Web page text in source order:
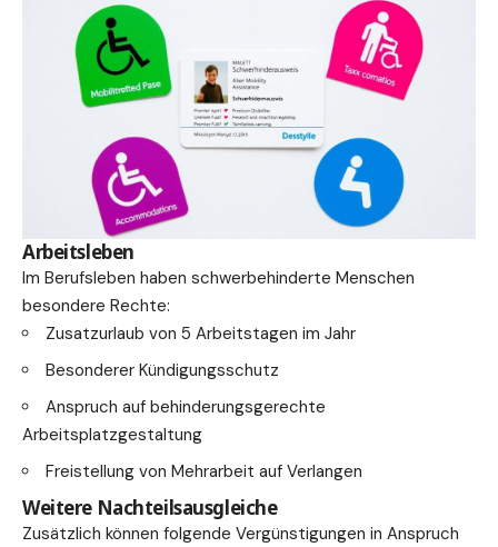
Arbeitsleben
Im Berufsleben haben schwerbehinderte Menschen
besondere Rechte:
Zusatzurlaub von 5 Arbeitstagen im Jahr
Besonderer Kündigungsschutz
Anspruch auf behinderungsgerechte
Arbeitsplatzgestaltung
Freistellung von Mehrarbeit auf Verlangen
Weitere Nachteilsausgleiche
Zusätzlich können folgende Vergünstigungen in Anspruch